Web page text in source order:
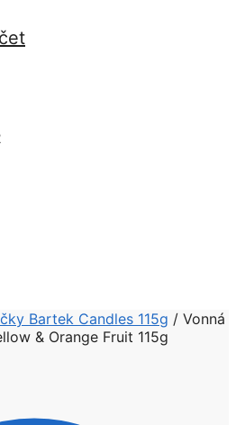
Bartek Candles 115g / Vonná
& Orange Fruit 115g